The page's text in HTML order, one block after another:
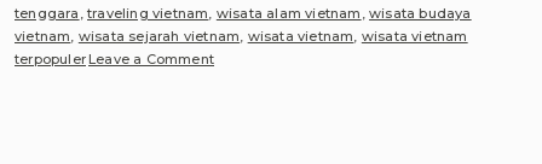
tenggara ,traveling vietnam wisata alam vietnam ,wisata budaya
vietnam wisata sejarah vietnam wisata vietnam wisata vietnam
terpopulerLeave a Commenton